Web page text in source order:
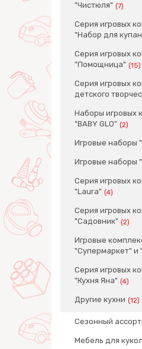
"Чистюля" (7)
Серия игровых
"Набор для
Серия игровых
"Помощница" (15)
Серия игровых
детского
Наборы игровых
"BABY GLO" (2)
Игровые наборы
Игровые наборы
Серия игровых
"Laura" (4)
Серия игровых
"Садовник" (2)
Игровые
"Супермаркет" и
Серия игровых
"Кухня Яна" (4)
Другие кухни (12)
Сезонный
Мебель для кукол